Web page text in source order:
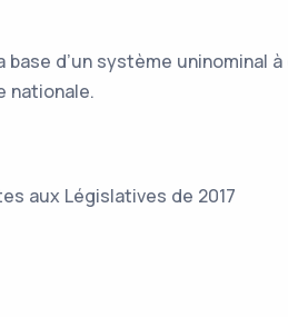
d’un système
nationale.
aux Législatives de 2017